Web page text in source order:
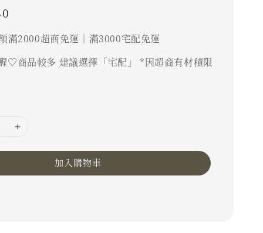
滿2000超商免運｜滿3000宅配免運
♡商品較多 建議選擇「宅配」 *因超商有材積限
加入購物車